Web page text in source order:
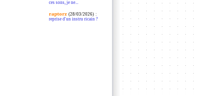
ces sons, je ne...
raptorz (28/03/2026):
reprise d'un instru ricain ?